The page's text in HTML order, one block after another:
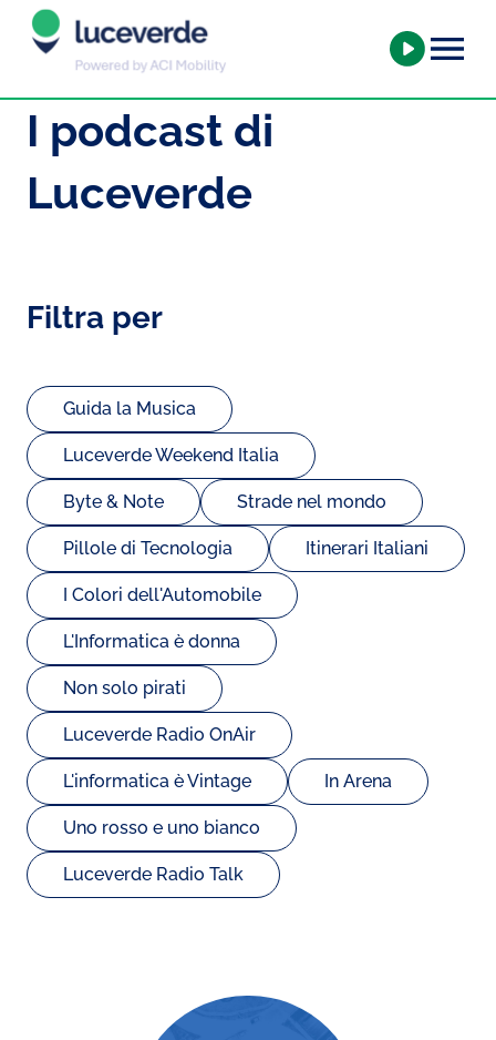
I podcast di
Luceverde
Filtra per
Guida la Musica
Luceverde Weekend Italia
Byte & Note Strade nel mondo
Pillole di Tecnologia Itinerari Italiani
I Colori dell'Automobile
L'Informatica è donna
Non solo pirati
Luceverde Radio OnAir
L'informatica è Vintage In Arena
Uno rosso e uno bianco
Luceverde Radio Talk